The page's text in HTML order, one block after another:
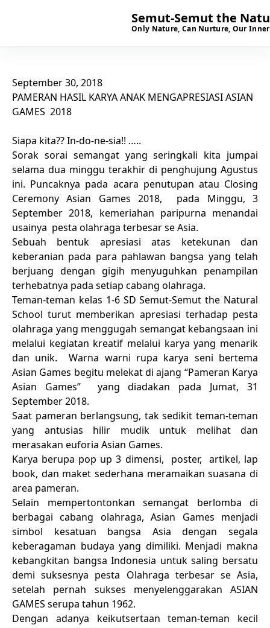
Semut-Semut the
Only Nature, Can Nurture, Our
September 30, 2018
PAMERAN HASIL KARYA ANAK MENGAPRESIASI ASIAN
GAMES 2018
Siapa kita?? In-do-ne-sia!! …..
Sorak sorai semangat yang seringkali kita jumpai
selama dua minggu terakhir di penghujung Agustus
ini. Puncaknya pada acara penutupan atau Closing
Ceremony Asian Games 2018, pada Minggu, 3
September 2018, kemeriahan paripurna menandai
usainya pesta olahraga terbesar se Asia.
Sebuah bentuk apresiasi atas ketekunan dan
keberanian pada para pahlawan bangsa yang telah
berjuang dengan gigih menyuguhkan penampilan
terhebatnya pada setiap cabang olahraga.
Teman-teman kelas 1-6 SD Semut-Semut the Natural
School turut memberikan apresiasi terhadap pesta
olahraga yang menggugah semangat kebangsaan ini
melalui kegiatan kreatif melalui karya yang menarik
dan unik. Warna warni rupa karya seni bertema
Asian Games begitu melekat di ajang “Pameran Karya
Asian Games” yang diadakan pada Jumat, 31
September 2018.
Saat pameran berlangsung, tak sedikit teman-teman
yang antusias hilir mudik untuk melihat dan
merasakan euforia Asian Games.
Karya berupa pop up 3 dimensi, poster, artikel, lap
book, dan maket sederhana meramaikan suasana di
area pameran.
Selain mempertontonkan semangat berlomba di
berbagai cabang olahraga, Asian Games menjadi
simbol kesatuan bangsa Asia dengan segala
keberagaman budaya yang dimiliki. Menjadi makna
kebangkitan bangsa Indonesia untuk saling bersatu
demi suksesnya pesta Olahraga terbesar se Asia,
setelah pernah sukses menyelenggarakan ASIAN
GAMES serupa tahun 1962.
Dengan adanya keikutsertaan teman-teman kecil